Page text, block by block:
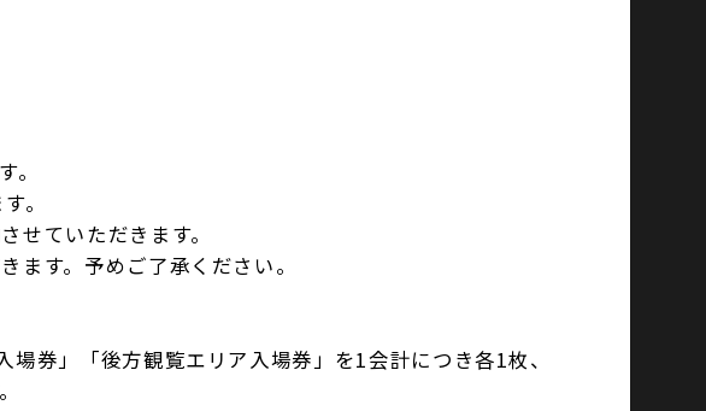
。
ていただきます。
ます。予めご了承ください。
券」「後方観覧エリア入場券」を1会計につき各1枚、